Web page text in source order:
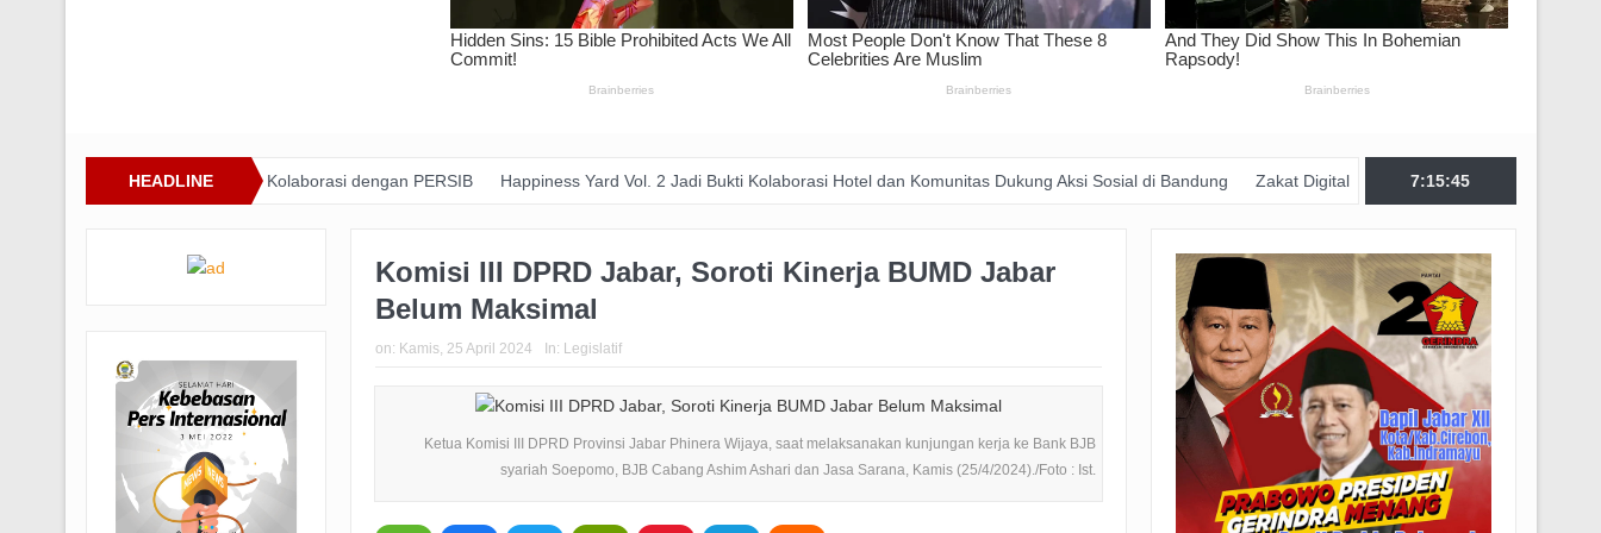
HEADLINE
Inovasi dan Kolaborasi dengan PERSIB Happiness Yard Vol. 2 Jadi Bukti Kolaborasi Hotel dan Komunitas Dukung Aksi Sosial di Bandung Zakat Digital BRImo Wujudkan Kepedulian, BAZNAS Jabar
7:15:47
Komisi III DPRD Jabar, Soroti Kinerja BUMD Jabar
Belum Maksimal
on: Kamis, 25 April 2024 In: Legislatif
Ketua Komisi III DPRD Provinsi Jabar Phinera Wijaya, saat melaksanakan kunjungan kerja ke Bank BJB
syariah Soepomo, BJB Cabang Ashim Ashari dan Jasa Sarana, Kamis (25/4/2024)./Foto : Ist.